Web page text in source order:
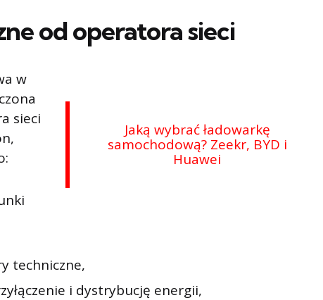
od operatora sieci
Jaką wybrać ładowarkę
samochodową? Zeekr, BYD i
Huawei
w
sieci
techniczne,
i dystrybucję energii,